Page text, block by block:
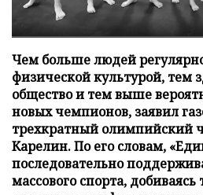
Чем больше людей
физической культурой, тем
общество и тем выше
новых чемпионов, заявил
трехкратный олимпийский
Карелин. По его словам,
последовательно
массового спорта, добиваясь